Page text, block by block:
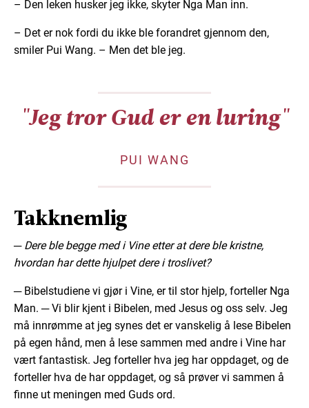
– Den leken husker jeg ikke, skyter Nga Man inn.
– Det er nok fordi du ikke ble forandret gjennom den,
smiler Pui Wang. – Men det ble jeg.
"Jeg tror Gud er en luring"
PUI WANG
Takknemlig
─ Dere ble begge med i Vine etter at dere ble kristne,
hvordan har dette hjulpet dere i troslivet?
─ Bibelstudiene vi gjør i Vine, er til stor hjelp, forteller Nga
Man. ─ Vi blir kjent i Bibelen, med Jesus og oss selv. Jeg
må innrømme at jeg synes det er vanskelig å lese Bibelen
på egen hånd, men å lese sammen med andre i Vine har
vært fantastisk. Jeg forteller hva jeg har oppdaget, og de
forteller hva de har oppdaget, og så prøver vi sammen å
finne ut meningen med Guds ord.